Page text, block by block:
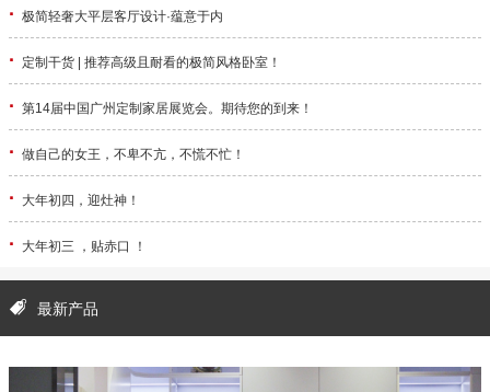
· 极简轻奢大平层客厅设计·蕴意于内
· 定制干货 | 推荐高级且耐看的极简风格卧室！
· 第14届中国广州定制家居展览会。期待您的到来！
· 做自己的女王，不卑不亢，不慌不忙！
· 大年初四，迎灶神！
· 大年初三 ，贴赤口 ！
最新产品